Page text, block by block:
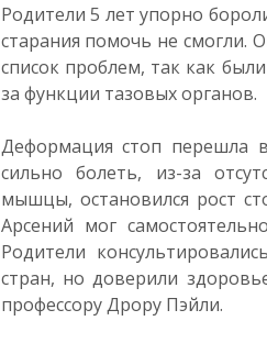
Родители 5 лет упорно
старания помочь не смогли.
список проблем, так как
за функции тазовых органов.
Деформация стоп перешла
сильно болеть, из-за
мышцы, остановился рост
Арсений мог
Родители
стран, но доверили
профессору Дрору Пэйли.